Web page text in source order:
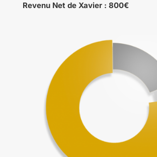
Revenu Net de Xavier : 800€